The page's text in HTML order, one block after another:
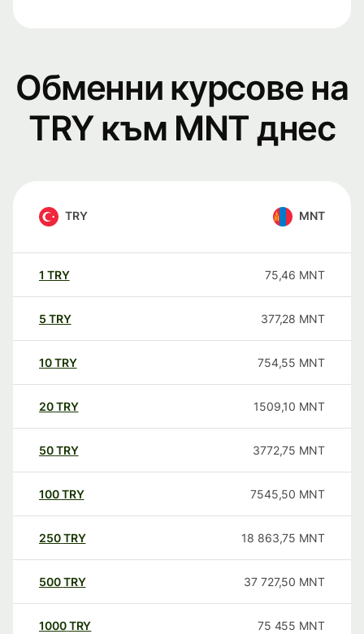
Обменни курсове на
TRY към MNT днес
TRY MNT
1 TRY 75,46 MNT
5 TRY 377,28 MNT
10TRY 754,55 MNT
20TRY 1509,10 MNT
50TRY 3772,75 MNT
100TRY 7545,50 MNT
250TRY 18 863,75 MNT
500TRY 37 727,50 MNT
1000TRY 75 455 MNT